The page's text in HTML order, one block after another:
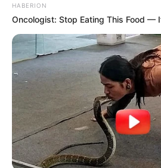
46 Comentários
rita de cassia há 13 anos
amei todos os artesanato
HABERION
Oncologist: Stop Eating This Food —